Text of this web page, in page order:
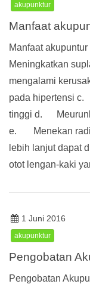
akupunktur
Manfaat
Manfaat
Meningkatkan
mengalami
pada hipertensi
tinggi d.
e. Menekan
lebih lanjut
otot lengan-kaki
1 Juni 2016
akupunktur
Pengobatan
Pengobatan